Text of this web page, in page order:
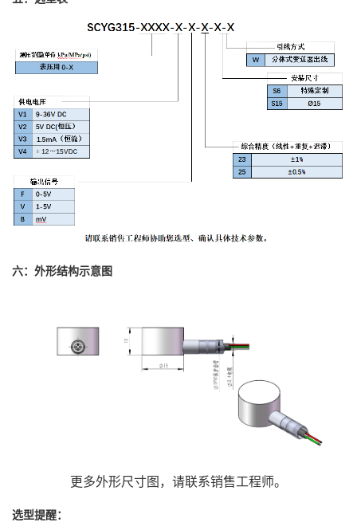
六：外形结构示意图
更多外形尺寸图，请联系销售工程师。
选型提醒：